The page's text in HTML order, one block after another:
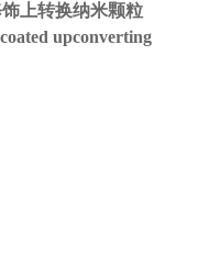
上转换纳米颗粒
upconverting